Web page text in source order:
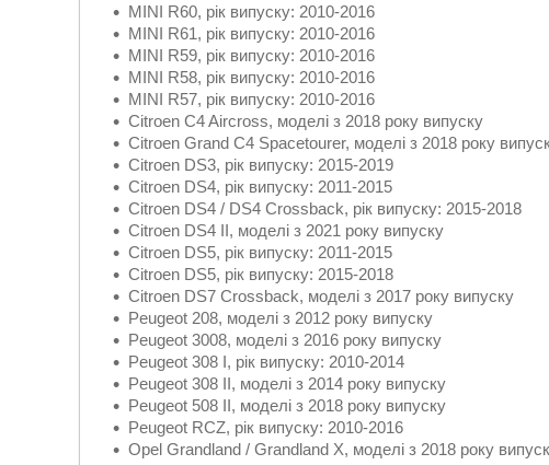
MINI R60, рік випуску: 2010-2016
MINI R61, рік випуску: 2010-2016
MINI R59, рік випуску: 2010-2016
MINI R58, рік випуску: 2010-2016
MINI R57, рік випуску: 2010-2016
Citroen C4 Aircross, моделі з 2018 року випуску
Citroen Grand C4 Spacetourer, моделі з 2018 року
Citroen DS3, рік випуску: 2015-2019
Citroen DS4, рік випуску: 2011-2015
Citroen DS4 / DS4 Crossback, рік випуску: 2015-2018
Citroen DS4 II, моделі з 2021 року випуску
Citroen DS5, рік випуску: 2011-2015
Citroen DS5, рік випуску: 2015-2018
Citroen DS7 Crossback, моделі з 2017 року випуску
Peugeot 208, моделі з 2012 року випуску
Peugeot 3008, моделі з 2016 року випуску
Peugeot 308 I, рік випуску: 2010-2014
Peugeot 308 II, моделі з 2014 року випуску
Peugeot 508 II, моделі з 2018 року випуску
Peugeot RCZ, рік випуску: 2010-2016
Opel Grandland / Grandland X, моделі з 2018 року